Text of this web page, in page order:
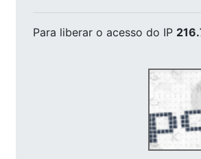
Para liberar o acesso do IP